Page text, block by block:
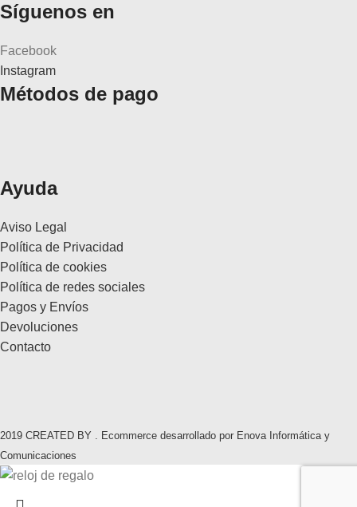
Síguenos en
Facebook
Instagram
Métodos de pago
Ayuda
Aviso Legal
Política de Privacidad
Política de cookies
Política de redes sociales
Pagos y Envíos
Devoluciones
Contacto
2019 CREATED BY . Ecommerce desarrollado por Enova Informática y
Comunicaciones